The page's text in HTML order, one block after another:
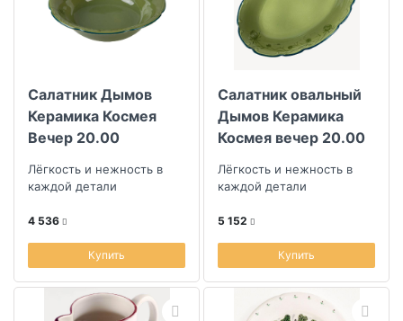
Салатник Дымов
Керамика Космея
Вечер 20.00
Лёгкость и нежность в
каждой детали
4 536
Купить
Салатник овальный
Дымов Керамика
Космея вечер 20.00
Лёгкость и нежность в
каждой детали
5 152
Купить